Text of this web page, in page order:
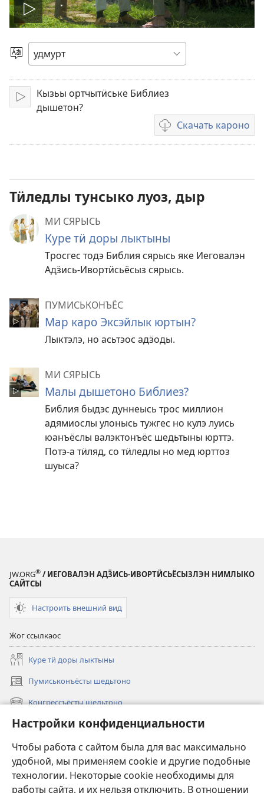
Настройки конфиденциальности
Чтобы работа с сайтом была для вас максимально
удобной, мы применяем cookie и другие подобные
технологии. Некоторые cookie необходимы для
работы сайта, и их нельзя отключить. В отношении
Лэзёно
видеороликез
Кылэз
быръёно
Лэзёно
Кызьы ортчытӥське Библиез
дышетон?
Скачать кароно
Видеороликъёсты
скачать
Тӥледлы тунсыко луоз, дыр
МИ СЯРЫСЬ
Куре тӥ доры лыктыны
Тросгес тодэ Библия сярысь яке Иеговалэн
Адӟись-Ивортӥсьёсыз сярысь.
ПУМИСЬКОНЪЁС
Мар каро Эксэйлык юртын?
Лыктэлэ, но асьтэос адӟоды.
МИ СЯРЫСЬ
Малы дышетоно Библиез?
Библия быдэс дуннеысь трос миллион
адямиослы улонысь тужгес но кулэ луись
юанъёслы валэктонъёс шедьтыны юрттэ.
Потэ-а тӥляд, со тӥледлы но мед юрттоз
шуыса?
JW.ORG® / ИЕГОВАЛЭН АДӞИСЬ-ИВОРТӤСЬЁСЫЗЛЭН НИМЛЫКО
САЙТСЫ
Настроить внешний вид
Ӝог ссылкаос
Куре тӥ доры лыктыны
Пумиськонъёсты шедьтоно
(opens
new Конгрессъёсты шедьтоно
(opens
new
window)
Вылез
Видео
Утчано